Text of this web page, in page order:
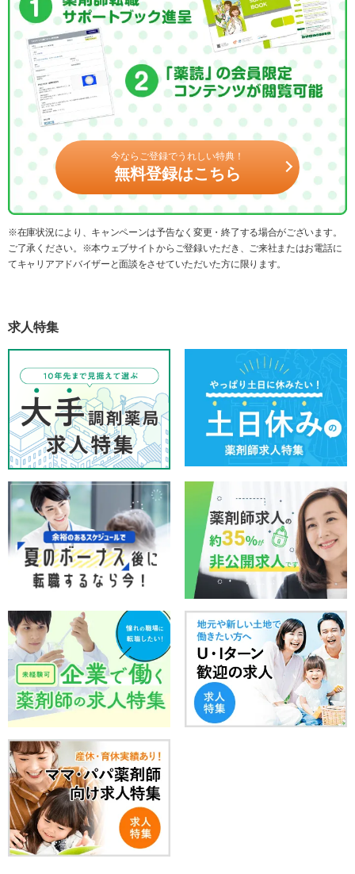
今ならご登録でうれしい特典！
無料登録はこちら
※在庫状況により、キャンペーンは予告なく変更・終了する場合がございます。
ご了承ください。※本ウェブサイトからご登録いただき、ご来社またはお電話に
てキャリアアドバイザーと面談をさせていただいた方に限ります。
求人特集